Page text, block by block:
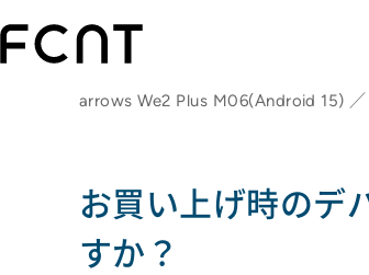
arrows We2 Plus M06(Android 15) ／
お買い上げ時のデ
すか？